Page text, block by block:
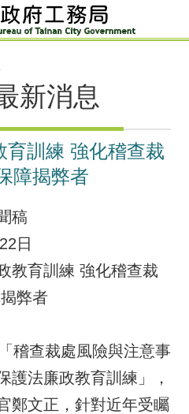
新消息
育訓練 強化稽查裁
障揭弊者
稿
日
教育訓練 強化稽查裁
弊者
稽查裁處風險與注意事
護法廉政教育訓練」，
鄭文正，針對近年受矚